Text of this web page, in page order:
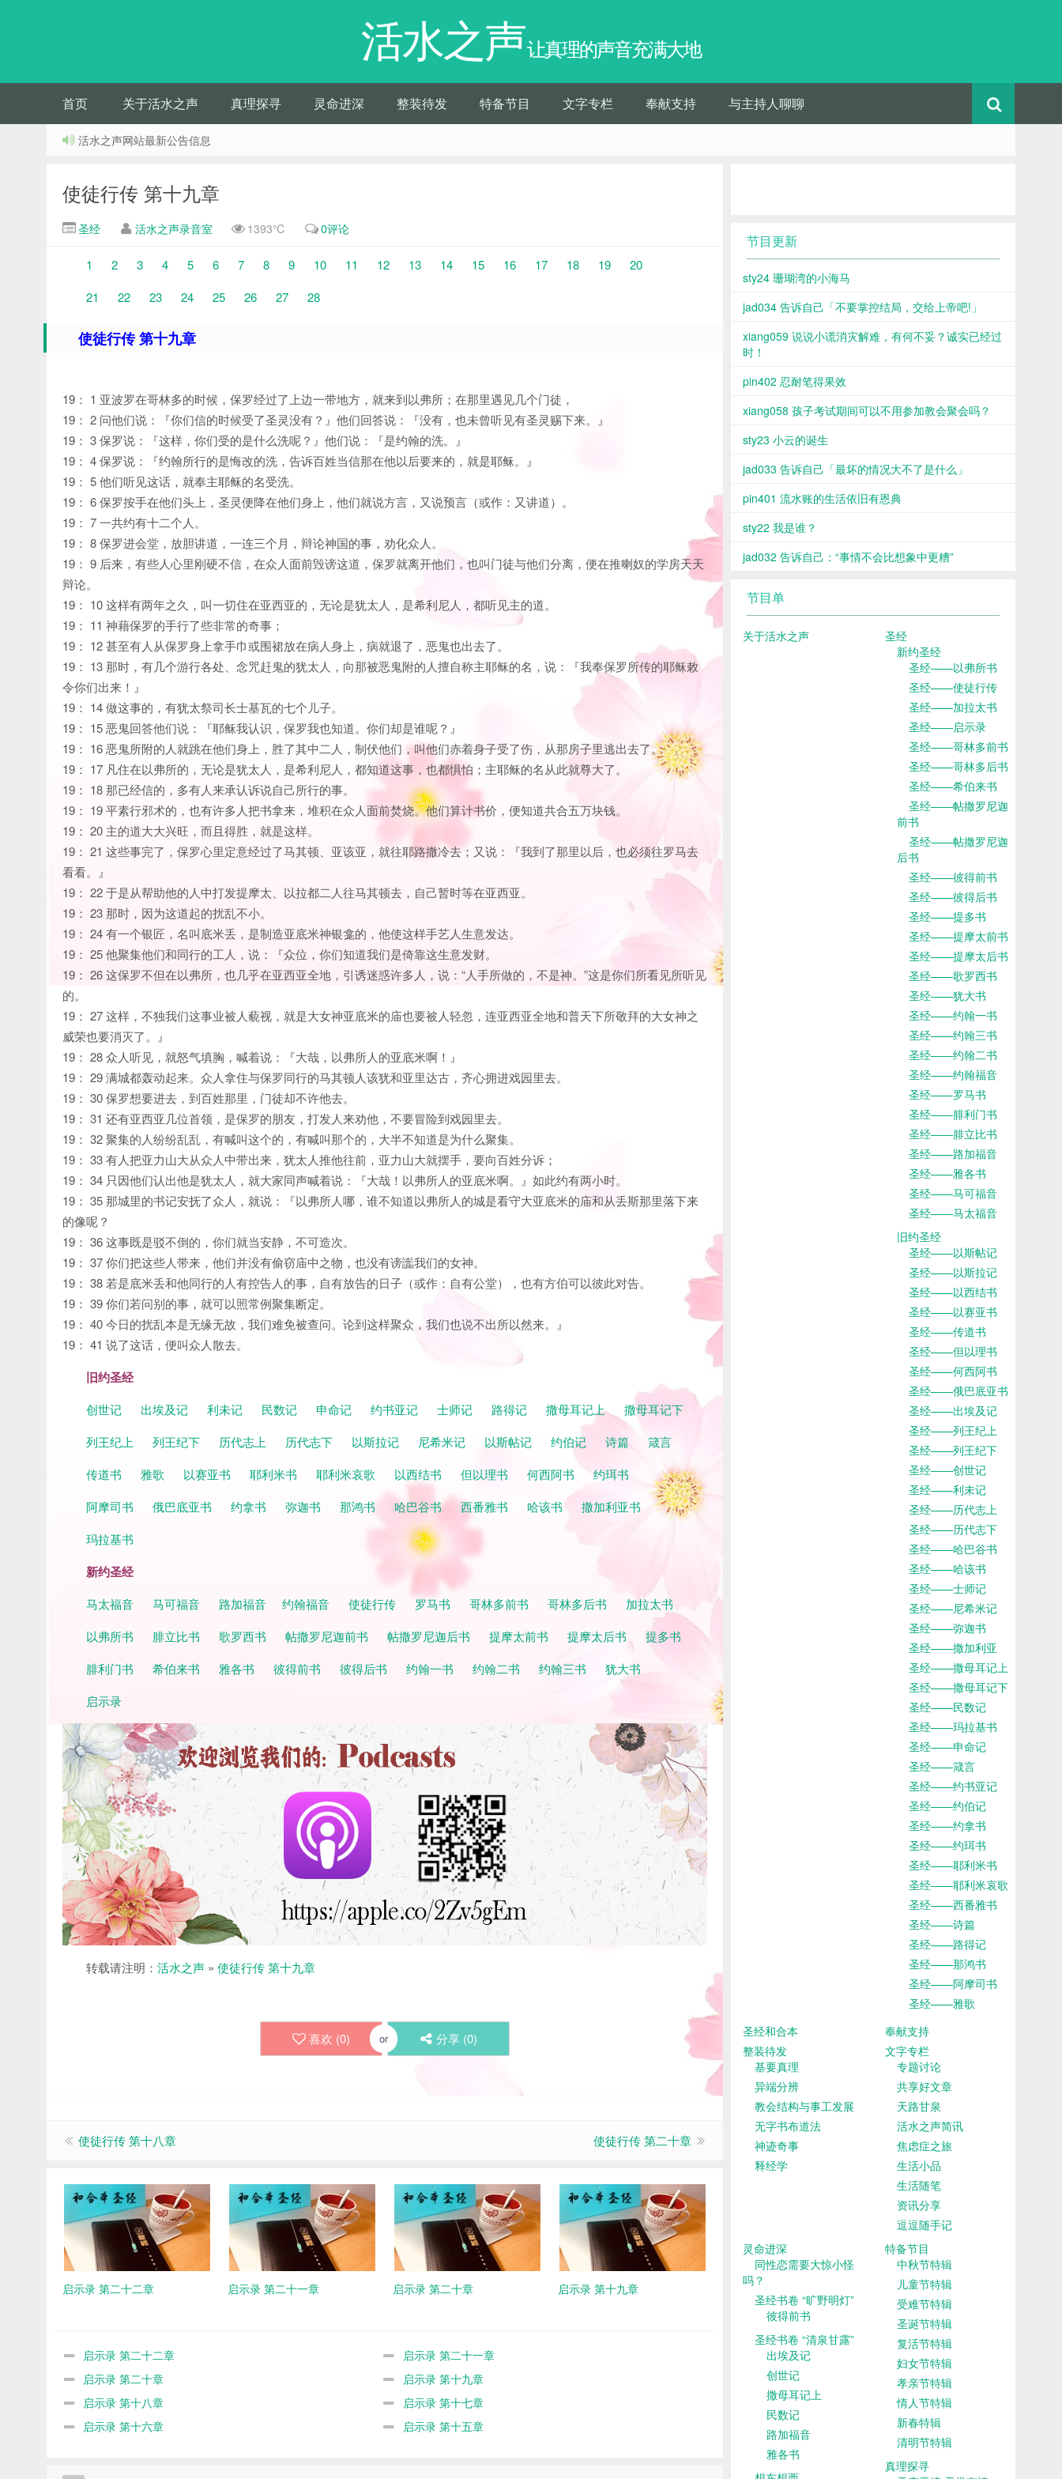
活水之声让真理的声音充满大地
首页 关于活水之声 真理探寻 灵命进深 整装待发 特备节目 文字专栏 奉献支持 与主持人聊聊
活水之声网站最新公告信息
使徒行传 第十九章
圣经 活水之声录音室 1393℃ 0评论
1 2 3 4 5 6 7 8 9 10 11 12 13 14 15 16 17 18 19
20
21
22 23 24 25 26 27 28
使徒行传 第十九章
19： 1 亚波罗在哥林多的时候，保罗经过了上边一带地方，就来到以弗所；在那里遇见几个门徒，
19： 2 问他们说：『你们信的时候受了圣灵没有？』他们回答说：『没有，也未曾听见有圣灵赐下来。』
19： 3 保罗说：『这样，你们受的是什么洗呢？』他们说：『是约翰的洗。』
19： 4 保罗说：『约翰所行的是悔改的洗，告诉百姓当信那在他以后要来的，就是耶稣。』
19： 5 他们听见这话，就奉主耶稣的名受洗。
19： 6 保罗按手在他们头上，圣灵便降在他们身上，他们就说方言，又说预言（或作：又讲道）。
19： 7 一共约有十二个人。
19： 8 保罗进会堂，放胆讲道，一连三个月，辩论神国的事，劝化众人。
19： 9 后来，有些人心里刚硬不信，在众人面前毁谤这道，保罗就离开他们，也叫门徒与他们分离，便在推喇奴的学房天天
辩论。
19： 10 这样有两年之久，叫一切住在亚西亚的，无论是犹太人，是希利尼人，都听见主的道。
19： 11 神藉保罗的手行了些非常的奇事；
19： 12 甚至有人从保罗身上拿手巾或围裙放在病人身上，病就退了，恶鬼也出去了。
19： 13 那时，有几个游行各处、念咒赶鬼的犹太人，向那被恶鬼附的人擅自称主耶稣的名，说：『我奉保罗所传的耶稣敕
令你们出来！』
19： 14 做这事的，有犹太祭司长士基瓦的七个儿子。
19： 15 恶鬼回答他们说：『耶稣我认识，保罗我也知道。你们却是谁呢？』
19： 16 恶鬼所附的人就跳在他们身上，胜了其中二人，制伏他们，叫他们赤着身子受了伤，从那房子里逃出去了。
19： 17 凡住在以弗所的，无论是犹太人，是希利尼人，都知道这事，也都惧怕；主耶稣的名从此就尊大了。
19： 18 那已经信的，多有人来承认诉说自己所行的事。
19： 19 平素行邪术的，也有许多人把书拿来，堆积在众人面前焚烧。他们算计书价，便知道共合五万块钱。
19： 20 主的道大大兴旺，而且得胜，就是这样。
19： 21 这些事完了，保罗心里定意经过了马其顿、亚该亚，就往耶路撒冷去；又说：『我到了那里以后，也必须往罗马去
看看。』
19： 22 于是从帮助他的人中打发提摩太、以拉都二人往马其顿去，自己暂时等在亚西亚。
19： 23 那时，因为这道起的扰乱不小。
19： 24 有一个银匠，名叫底米丢，是制造亚底米神银龛的，他使这样手艺人生意发达。
19： 25 他聚集他们和同行的工人，说：『众位，你们知道我们是倚靠这生意发财。
19： 26 这保罗不但在以弗所，也几乎在亚西亚全地，引诱迷惑许多人，说：“人手所做的，不是神。”这是你们所看见所听见
的。
19： 27 这样，不独我们这事业被人藐视，就是大女神亚底米的庙也要被人轻忽，连亚西亚全地和普天下所敬拜的大女神之
威荣也要消灭了。』
19： 28 众人听见，就怒气填胸，喊着说：『大哉，以弗所人的亚底米啊！』
19： 29 满城都轰动起来。众人拿住与保罗同行的马其顿人该犹和亚里达古，齐心拥进戏园里去。
19： 30 保罗想要进去，到百姓那里，门徒却不许他去。
19： 31 还有亚西亚几位首领，是保罗的朋友，打发人来劝他，不要冒险到戏园里去。
19： 32 聚集的人纷纷乱乱，有喊叫这个的，有喊叫那个的，大半不知道是为什么聚集。
19： 33 有人把亚力山大从众人中带出来，犹太人推他往前，亚力山大就摆手，要向百姓分诉；
19： 34 只因他们认出他是犹太人，就大家同声喊着说：『大哉！以弗所人的亚底米啊。』如此约有两小时。
19： 35 那城里的书记安抚了众人，就说：『以弗所人哪，谁不知道以弗所人的城是看守大亚底米的庙和从丢斯那里落下来
的像呢？
19： 36 这事既是驳不倒的，你们就当安静，不可造次。
19： 37 你们把这些人带来，他们并没有偷窃庙中之物，也没有谤讟我们的女神。
19： 38 若是底米丢和他同行的人有控告人的事，自有放告的日子（或作：自有公堂），也有方伯可以彼此对告。
19： 39 你们若问别的事，就可以照常例聚集断定。
19： 40 今日的扰乱本是无缘无故，我们难免被查问。论到这样聚众，我们也说不出所以然来。』
19： 41 说了这话，便叫众人散去。
旧约圣经
创世记 出埃及记 利未记 民数记 申命记 约书亚记 士师记 路得记 撒母耳记上
撒母耳记下
列王纪上
列王纪下 历代志上 历代志下 以斯拉记 尼希米记 以斯帖记 约伯记 诗篇
箴言
传道书
雅歌 以赛亚书 耶利米书 耶利米哀歌 以西结书 但以理书 何西阿书
约珥书
阿摩司书
俄巴底亚书 约拿书 弥迦书 那鸿书 哈巴谷书 西番雅书 哈该书
撒加利亚书
玛拉基书
新约圣经
马太福音 马可福音 路加福音 约翰福音 使徒行传 罗马书 哥林多前书 哥林多后书
加拉太书
以弗所书
腓立比书 歌罗西书 帖撒罗尼迦前书 帖撒罗尼迦后书 提摩太前书 提摩太后书
提多书
腓利门书
希伯来书 雅各书 彼得前书 彼得后书 约翰一书 约翰二书 约翰三书
犹大书
启示录
转载请注明： 活水之声 » 使徒行传 第十九章
喜欢 (0) or 分享 (0)
使徒行传 第十八章 使徒行传 第二十章
启示录 第二十二章 启示录 第二十一章 启示录 第二十章 启示录 第十九章
启示录 第二十二章
启示录 第二十一章
启示录 第二十章
启示录 第十九章
启示录 第十八章
启示录 第十七章
启示录 第十六章
启示录 第十五章
节目更新
sty24 珊瑚湾的小海马
jad034 告诉自己「不要掌控结局，交给上帝吧!」
xiang059 说说小谎消灾解难，有何不妥？诚实已经过
时！
pin402 忍耐笔得果效
xiang058 孩子考试期间可以不用参加教会聚会吗？
sty23 小云的诞生
jad033 告诉自己「最坏的情况大不了是什么」
pin401 流水账的生活依旧有恩典
sty22 我是谁？
jad032 告诉自己：“事情不会比想象中更糟”
节目单
关于活水之声
圣经
新约圣经
圣经——以弗所书
圣经——使徒行传
圣经——加拉太书
圣经——启示录
圣经——哥林多前书
圣经——哥林多后书
圣经——希伯来书
圣经——帖撒罗尼迦
前书
圣经——帖撒罗尼迦
后书
圣经——彼得前书
圣经——彼得后书
圣经——提多书
圣经——提摩太前书
圣经——提摩太后书
圣经——歌罗西书
圣经——犹大书
圣经——约翰一书
圣经——约翰三书
圣经——约翰二书
圣经——约翰福音
圣经——罗马书
圣经——腓利门书
圣经——腓立比书
圣经——路加福音
圣经——雅各书
圣经——马可福音
圣经——马太福音
旧约圣经
圣经——以斯帖记
圣经——以斯拉记
圣经——以西结书
圣经——以赛亚书
圣经——传道书
圣经——但以理书
圣经——何西阿书
圣经——俄巴底亚书
圣经——出埃及记
圣经——列王纪上
圣经——列王纪下
圣经——创世记
圣经——利未记
圣经——历代志上
圣经——历代志下
圣经——哈巴谷书
圣经——哈该书
圣经——士师记
圣经——尼希米记
圣经——弥迦书
圣经——撒加利亚
圣经——撒母耳记上
圣经——撒母耳记下
圣经——民数记
圣经——玛拉基书
圣经——申命记
圣经——箴言
圣经——约书亚记
圣经——约伯记
圣经——约拿书
圣经——约珥书
圣经——耶利米书
圣经——耶利米哀歌
圣经——西番雅书
圣经——诗篇
圣经——路得记
圣经——那鸿书
圣经——阿摩司书
圣经——雅歌
圣经和合本
奉献支持
整装待发
基要真理
异端分辨
教会结构与事工发展
无字书布道法
神迹奇事
释经学
文字专栏
专题讨论
共享好文章
天路甘泉
活水之声简讯
焦虑症之旅
生活小品
生活随笔
资讯分享
逗逗随手记
灵命进深
同性恋需要大惊小怪
吗？
圣经书卷 “旷野明灯”
彼得前书
圣经书卷 “清泉甘露”
出埃及记
创世记
撒母耳记上
民数记
路加福音
雅各书
特备节目
中秋节特辑
儿童节特辑
受难节特辑
圣诞节特辑
复活节特辑
妇女节特辑
孝亲节特辑
情人节特辑
新春特辑
清明节特辑
真理探寻